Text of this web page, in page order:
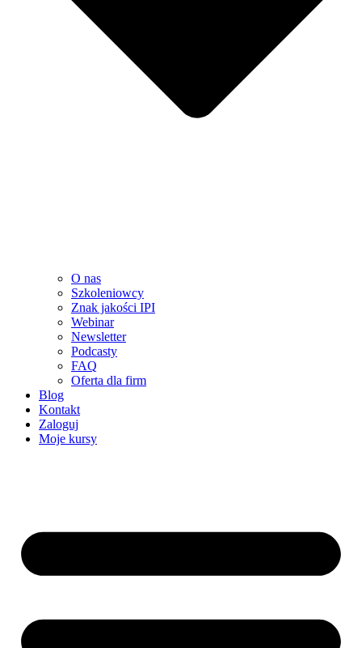
O nas
Szkoleniowcy
Znak jakości IPI
Webinar
Newsletter
Podcasty
FAQ
Oferta dla firm
Blog
Kontakt
Zaloguj
Moje kursy